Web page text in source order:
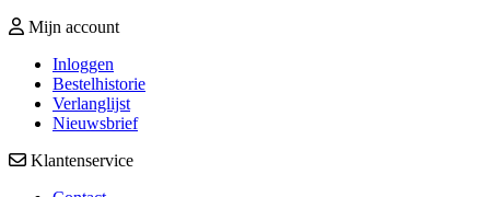
Mijn account
Inloggen
Bestelhistorie
Verlanglijst
Nieuwsbrief
Klantenservice